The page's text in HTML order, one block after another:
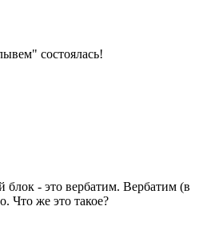
состоялась!
блок - это вербатим. Вербатим (в
Что же это такое?